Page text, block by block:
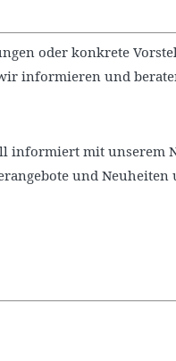
oder konkrete
informieren und
informiert mit unserem
und